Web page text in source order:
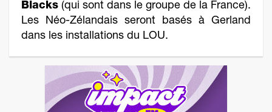
Blacks (qui sont dans le groupe de la France).
Les Néo-Zélandais seront basés à Gerland
dans les installations du LOU.